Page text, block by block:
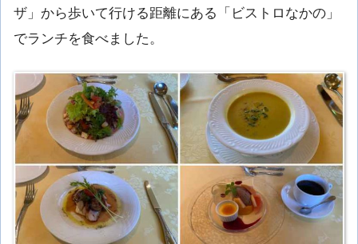
ザ」から歩いて行ける距離にある「ビストロなかの」
でランチを食べました。